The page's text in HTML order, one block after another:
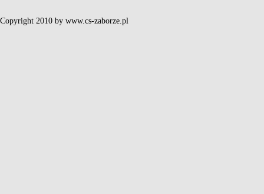
Copyright 2010 by www.cs-zaborze.pl